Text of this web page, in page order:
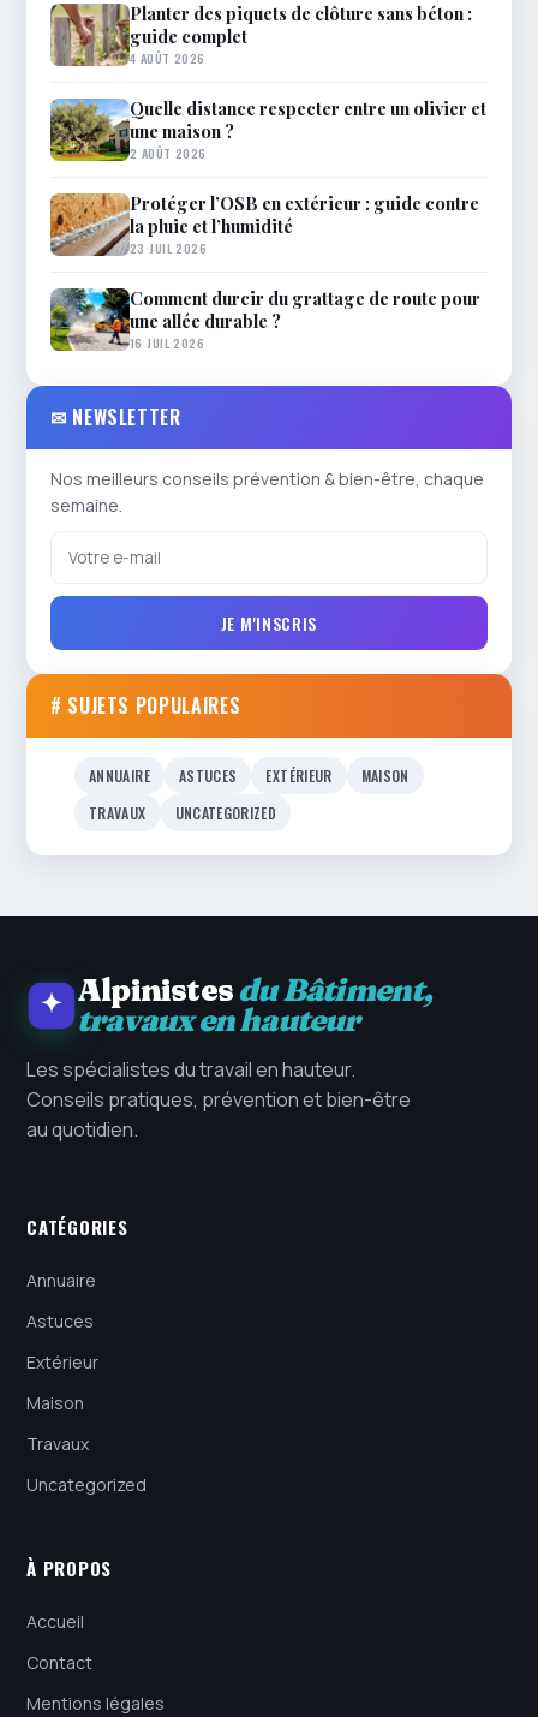
Planter des piquets de clôture sans béton :
guide complet
4 AOÛT 2026
Quelle distance respecter entre un olivier et
une maison ?
2 AOÛT 2026
Protéger l’OSB en extérieur : guide contre
la pluie et l’humidité
23 JUIL 2026
Comment durcir du grattage de route pour
une allée durable ?
16 JUIL 2026
✉ NEWSLETTER
Nos meilleurs conseils prévention & bien-être, chaque
semaine.
JE M'INSCRIS
# SUJETS POPULAIRES
ANNUAIRE ASTUCES EXTÉRIEUR
MAISON
TRAVAUX
UNCATEGORIZED
Alpinistesdu Bâtiment,
travaux en hauteur
Les spécialistes du travail en hauteur.
Conseils pratiques, prévention et bien-être
au quotidien.
CATÉGORIES
Annuaire
Astuces
Extérieur
Maison
Travaux
Uncategorized
À PROPOS
Accueil
Contact
Mentions légales